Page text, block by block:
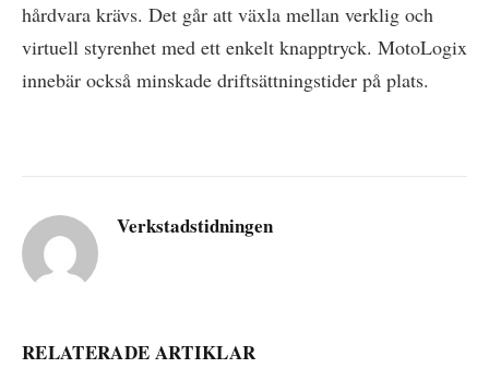
hårdvara krävs. Det går att växla mellan verklig och
virtuell styrenhet med ett enkelt knapptryck. MotoLogix
innebär också minskade driftsättningstider på plats.
Verkstadstidningen
RELATERADE ARTIKLAR